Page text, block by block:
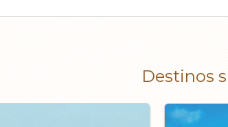
Destinos